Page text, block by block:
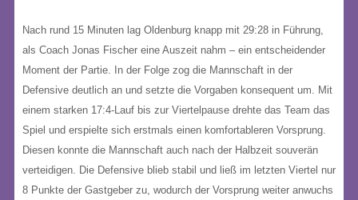
Nach rund 15 Minuten lag Oldenburg knapp mit 29:28 in Führung,
als Coach Jonas Fischer eine Auszeit nahm – ein entscheidender
Moment der Partie. In der Folge zog die Mannschaft in der
Defensive deutlich an und setzte die Vorgaben konsequent um. Mit
einem starken 17:4-Lauf bis zur Viertelpause drehte das Team das
Spiel und erspielte sich erstmals einen komfortableren Vorsprung.
Diesen konnte die Mannschaft auch nach der Halbzeit souverän
verteidigen. Die Defensive blieb stabil und ließ im letzten Viertel nur
8 Punkte der Gastgeber zu, wodurch der Vorsprung weiter anwuchs